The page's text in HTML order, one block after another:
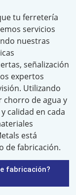
tu ferretería
servicios
nuestras
señalización
expertos
Utilizando
chorro de agua y
calidad en cada
está
de fabricación.
fabricación?